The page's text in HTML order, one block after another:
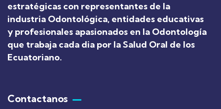
estratégicas con representantes de la
industria Odontológica, entidades educativas
y profesionales apasionados en la Odontología
que trabaja cada dia por la Salud Oral de los
Ecuatoriano.
Contactanos